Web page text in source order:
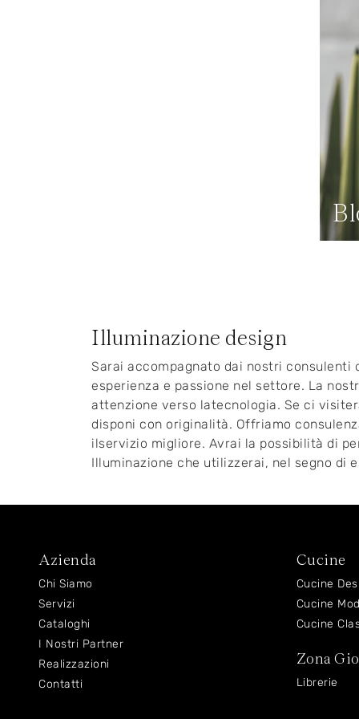
Illuminazione design
Sarai accompagnato dai nostri consulenti
esperienza e passione nel settore. La
attenzione verso latecnologia. Se ci
disponi con originalità. Offriamo
ilservizio migliore. Avrai la possibilità di
Illuminazione che utilizzerai, nel segno di
Azienda
Chi Siamo
Servizi
Cataloghi
I Nostri Partner
Realizzazioni
Contatti
Cucine
Cucine
Cucine
Cucine
Zona
Librerie